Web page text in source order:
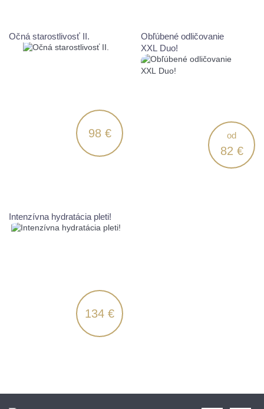
Očná starostlivosť II.
98 €
Obľúbené odličovanie
XXL Duo!
od
82 €
Intenzívna hydratácia pleti!
134 €